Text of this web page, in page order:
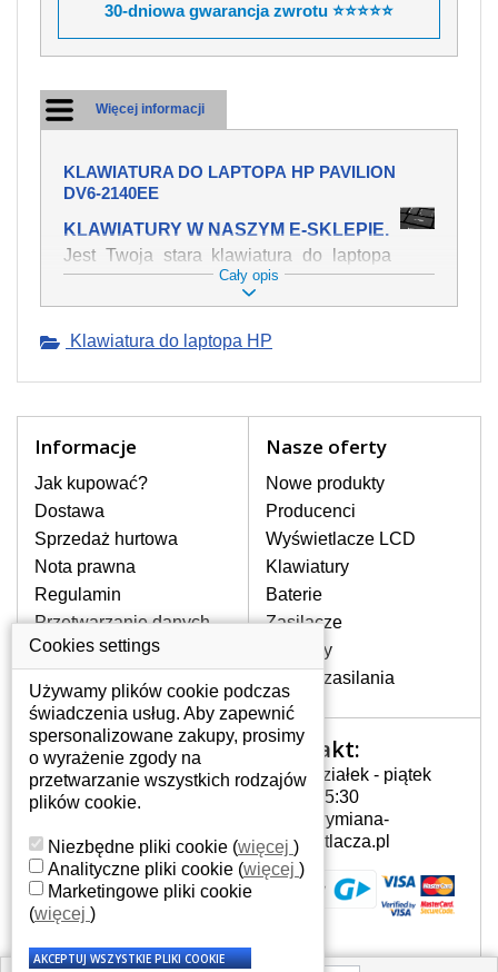
30-dniowa gwarancja zwrotu ⭐⭐⭐⭐⭐
Więcej informacji
KLAWIATURA DO LAPTOPA HP PAVILION
DV6-2140EE
KLAWIATURY W NASZYM E-SKLEPIE.
Jest Twoja stara klawiatura do laptopa
HP Pavilion dv6-2140ee mechanicznie
uszkodzona, polałeś ją płynem, który
swojej pozycji? Kup nową klawiaturę,
Oferujemy oryginalne klawiatury w
stronie internetowej ją znajdziesz za
pomocy wyszukiwarki. Wystarczy znać
model laptopa. Przy każdej klawiaturze
nie może brakować szczególowe zdjęcie
do aktualnego stanu naszego magazynu.
W JAKI SPOSÓB MOŻE SIĘ
PRZEJAWIAĆ USTERKA
Częstymi objawami są pomijanie liter
czy wyświetlanie innych liter oraz
dublowanie tych samych znaków. W
przypadku podlicia klawisze nie
powrócą do pierwotnej pozycji. Albo
też uszkodzenie mechaniczne, np.
JAK TO DZIAŁA?
Klawiatura składa się z kilku
warstw folii, z których przewodzą
przewodzące warstwy.
Cały opis
Klawiatura do laptopa HP
Informacje
Jak kupować?
Dostawa
Sprzedaż hurtowa
Nota prawna
Regulamin
Przetwarzanie danych
osobowych
Gdzie nas znajdziesz
Nasze oferty
Nowe produkty
Producenci
Wyświetlacze LCD
Klawiatury
Baterie
Zasilacze
Zawiasy
Złącza zasilania
Twoje konto
Twoje konto
Dane osobowe
Adresy
Historia zamówień
Kontakt:
Poniedziałek - piątek
7:00 - 15:30
info@wymiana-
wyswietlacza.pl
Cookies settings
Używamy plików cookie podczas
świadczenia usług. Aby zapewnić
spersonalizowane zakupy, prosimy
o wyrażenie zgody na
przetwarzanie wszystkich rodzajów
plików cookie.
Niezbędne pliki cookie (więcej )
Analityczne pliki cookie (więcej )
Marketingowe pliki cookie
(więcej )